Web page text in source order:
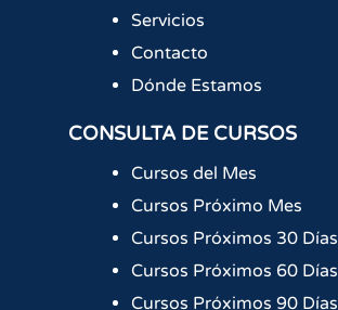
Servicios
Contacto
Dónde Estamos
CONSULTA DE CURSOS
Cursos del Mes
Cursos Próximo Mes
Cursos Próximos 30 Días
Cursos Próximos 60 Días
Cursos Próximos 90 Días